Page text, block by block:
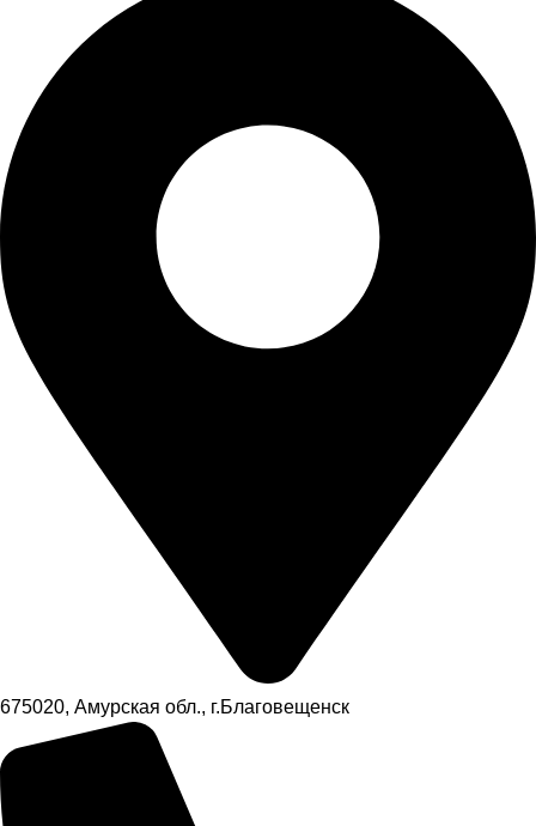
675020, Амурская обл., г.Благовещенск